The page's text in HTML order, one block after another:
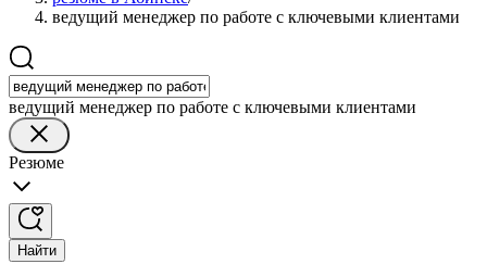
ведущий менеджер по работе с ключевыми клиентами
ведущий менеджер по работе с ключевыми клиентами
Резюме
Найти